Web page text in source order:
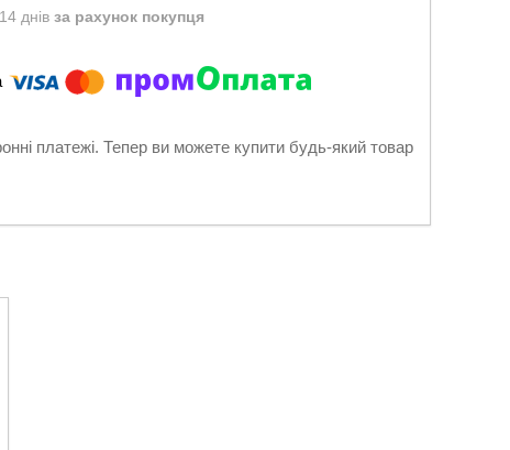
днів за рахунок покупця
платежі. Тепер ви можете купити будь-який товар